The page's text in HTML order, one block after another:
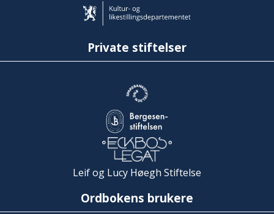
Private stiftelser
Leif og Lucy Høegh Stiftelse
Ordbokens brukere